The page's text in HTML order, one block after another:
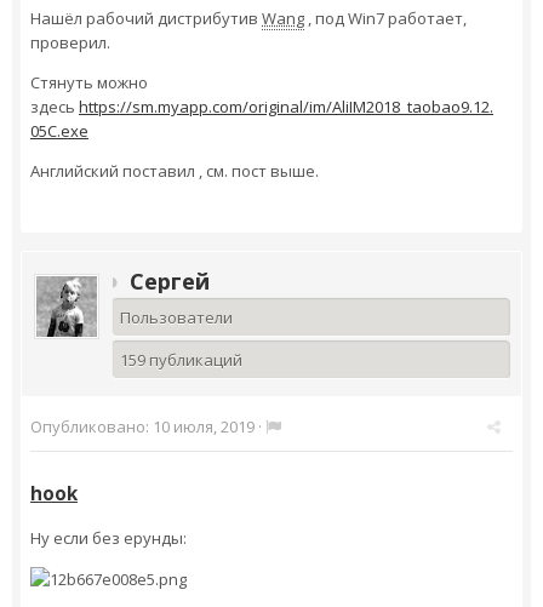
Нашёл рабочий дистрибутив Wang , под Win7 работает,
проверил.
Стянуть можно
здесь https://sm.myapp.com/original/im/AliIM2018_taobao9.12.
05C.exe
Английский поставил , см. пост выше.
Сергей
Пользователи
159 публикаций
Опубликовано: 10 июля, 2019 ·
hook
Ну если без ерунды: